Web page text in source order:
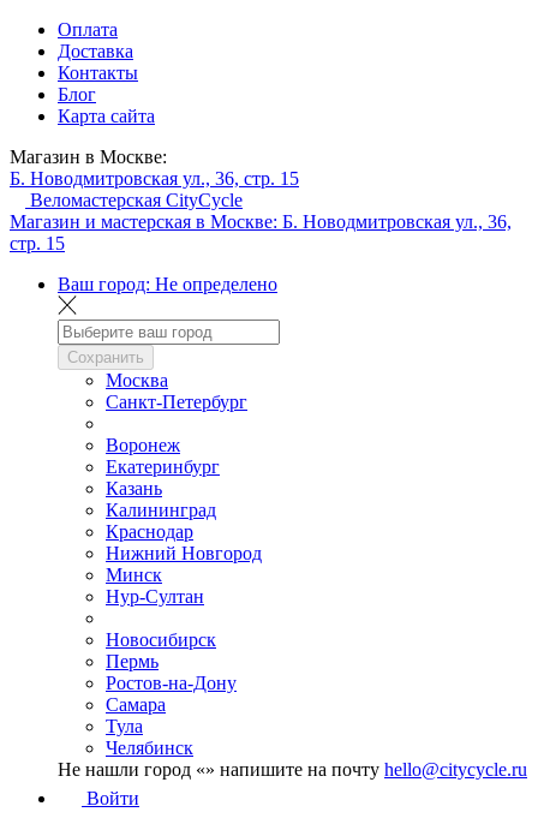
Оплата
Доставка
Контакты
Блог
Карта сайта
Магазин в Москве:
Б. Новодмитровская ул., 36, стр. 15
Веломастерская CityCycle
Магазин и мастерская в Москве: Б. Новодмитровская ул., 36,
стр. 15
Ваш город: Не определено
Сохранить
Москва
Санкт-Петербург
Воронеж
Екатеринбург
Казань
Калининград
Краснодар
Нижний Новгород
Минск
Нур-Султан
Новосибирск
Пермь
Ростов-на-Дону
Самара
Тула
Челябинск
Не нашли город «» напишите на почту hello@citycycle.ru
Войти